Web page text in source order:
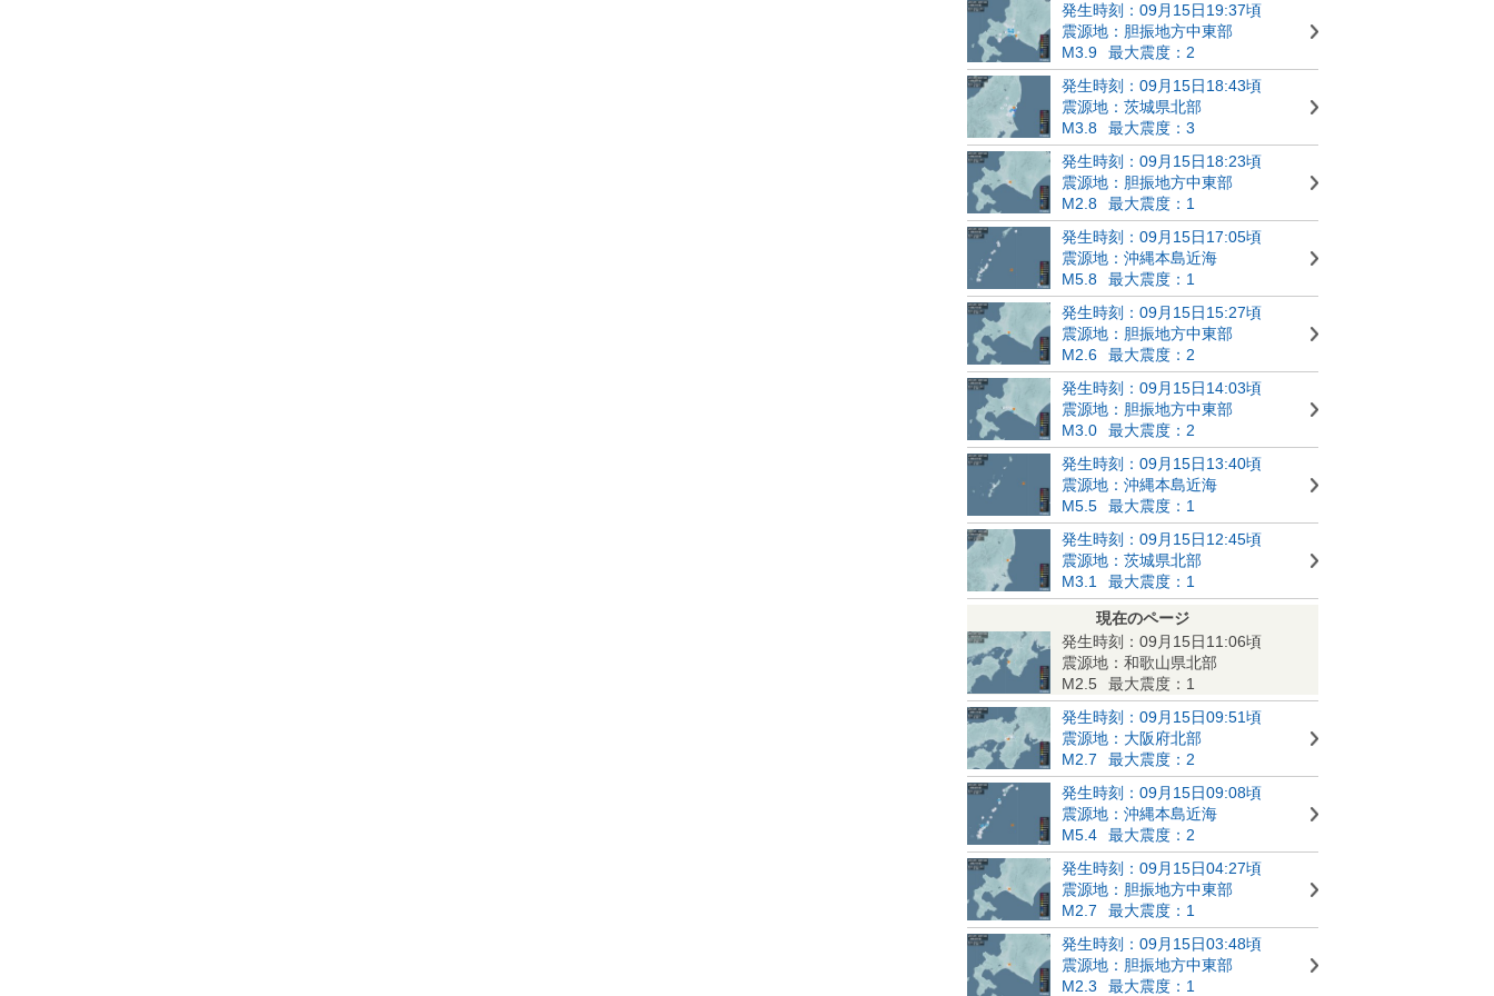
発生時刻：09月15日19:37頃
震源地：胆振地方中東部
M3.9
最大震度：2
発生時刻：09月15日18:43頃
震源地：茨城県北部
M3.8
最大震度：3
発生時刻：09月15日18:23頃
震源地：胆振地方中東部
M2.8
最大震度：1
発生時刻：09月15日17:05頃
震源地：沖縄本島近海
M5.8
最大震度：1
発生時刻：09月15日15:27頃
震源地：胆振地方中東部
M2.6
最大震度：2
発生時刻：09月15日14:03頃
震源地：胆振地方中東部
M3.0
最大震度：2
発生時刻：09月15日13:40頃
震源地：沖縄本島近海
M5.5
最大震度：1
発生時刻：09月15日12:45頃
震源地：茨城県北部
M3.1
最大震度：1
現在のページ
発生時刻：09月15日11:06頃
震源地：和歌山県北部
M2.5
最大震度：1
発生時刻：09月15日09:51頃
震源地：大阪府北部
M2.7
最大震度：2
発生時刻：09月15日09:08頃
震源地：沖縄本島近海
M5.4
最大震度：2
発生時刻：09月15日04:27頃
震源地：胆振地方中東部
M2.7
最大震度：1
発生時刻：09月15日03:48頃
震源地：胆振地方中東部
M2.3
最大震度：1